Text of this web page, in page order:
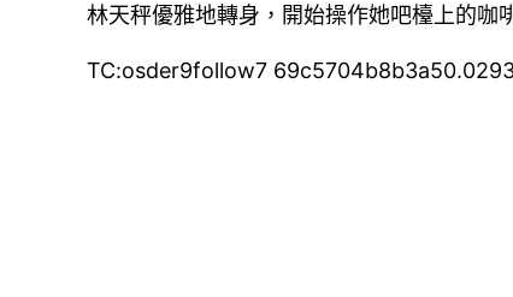
林天秤優雅地轉身，開始操作她吧檯上的咖
TC:osder9follow7